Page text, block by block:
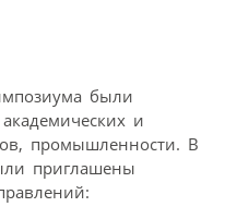
были
и
промышленности. В
приглашены